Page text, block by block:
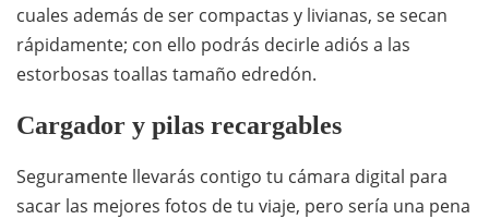
cuales además de ser compactas y livianas, se secan
rápidamente; con ello podrás decirle adiós a las
estorbosas toallas tamaño edredón.
Cargador y pilas recargables
Seguramente llevarás contigo tu cámara digital para
sacar las mejores fotos de tu viaje, pero sería una pena